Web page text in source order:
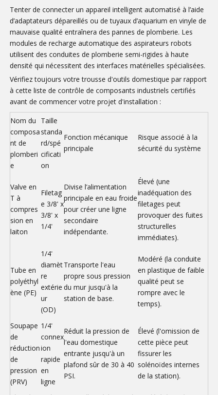
Tenter de connecter un appareil intelligent automatisé à l’aide
d’adaptateurs dépareillés ou de tuyaux d’aquarium en vinyle de
mauvaise qualité entraînera des pannes de plomberie. Les
modules de recharge automatique des aspirateurs robots
utilisent des conduites de plomberie semi-rigides à haute
densité qui nécessitent des interfaces matérielles spécialisées.
Vérifiez toujours votre trousse d'outils domestique par rapport
à cette liste de contrôle de composants industriels certifiés
avant de commencer votre projet d'installation :
Nom du
composa
nt de
plomberi
e
Taille
standa
rd/spé
cificati
on
Fonction mécanique
principale
Risque associé à la
sécurité du système
Valve en
T à
compres
sion en
laiton
Filetag
e 3/8' x
3/8' x
1/4'
Divise l’alimentation
principale en eau froide
pour créer une ligne
secondaire
indépendante.
Élevé (une
inadéquation des
filetages peut
provoquer des fuites
structurelles
immédiates).
Tube en
polyéthyl
ène (PE)
1/4'
diamèt
re
extérie
ur
(OD)
Transporte l'eau
propre sous pression
du mur jusqu'à la
station de base.
Modéré (la conduite
en plastique de faible
qualité peut se
rompre avec le
temps).
Soupape
de
réduction
de
pression
(PRV)
1/4'
connex
ion
rapide
en
ligne
Réduit la pression de
l'eau domestique
entrante jusqu'à un
plafond sûr de 30 à 40
PSI.
Élevé (l'omission de
cette pièce peut
fissurer les
solénoïdes internes
de la station).